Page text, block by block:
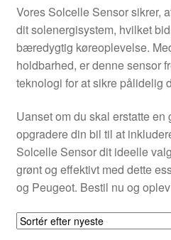
Levering
Min Konto
Om os
Privatlivspolitik
Vilkår og betingelser
Vores Solcelle Sensor sikrer,
dit solenergisystem, hvilket
bæredygtig køreoplevelse.
holdbarhed, er denne sensor
teknologi for at sikre pålidelig
Uanset om du skal erstatte
opgradere din bil til at
Solcelle Sensor dit ideelle
grønt og effektivt med dette
og Peugeot. Bestil nu og